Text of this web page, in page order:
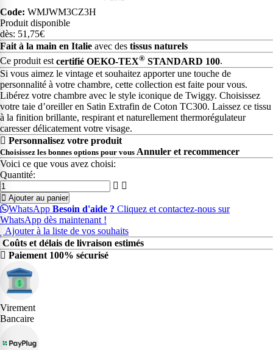
Code: WMJWM3CZ3H
Produit disponible
dès: 51,75€
Fait à la main en Italie avec des tissus naturels
Ce produit estcertifié OEKO-TEX® STANDARD 100.
Si vous aimez le vintage et souhaitez apporter une touche de
personnalité à votre chambre, cette collection est faite pour vous.
Libérez votre chambre avec le style iconique de Twiggy. Choisissez
votre taie d’oreiller en Satin Extrafin de Coton TC300. Laissez ce tissu
à la finition brillante, respirant et naturellement thermorégulateur
caresser délicatement votre visage.
Personnalisez votre produit
Choisissez les bonnes options pour vous Annuler et recommencer
Voici ce que vous avez choisi:
Quantité:
Ajouter au panier
WhatsApp Besoin d'aide ? Cliquez et contactez-nous sur
WhatsApp dès maintenant !
Ajouter à la liste de vos souhaits
Coûts et délais de livraison estimés
Paiement 100% sécurisé
Virement
Bancaire